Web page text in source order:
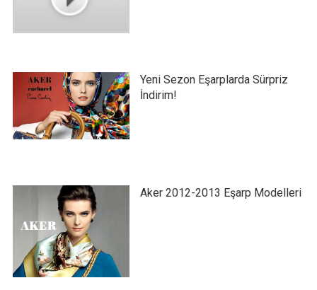
Yeni Sezon Eşarplarda Sürpriz
İndirim!
Aker 2012-2013 Eşarp Modelleri